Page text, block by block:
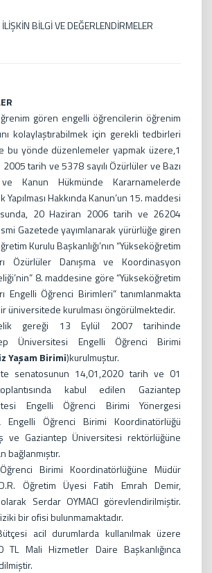
BİLGİ VE DEĞERLENDİRMELER
gören engelli öğrencilerin öğrenim
kolaylaştırabilmek için gerekli tedbirleri
bu yönde düzenlemeler yapmak üzere,1
2005 tarih ve 5378 sayılı Özürlüler ve Bazı
Kanun Hükmünde Kararnamelerde
Yapılması Hakkında Kanun’un 15. maddesi
20 Haziran 2006 tarih ve 26204
Gazetede yayımlanarak yürürlüğe giren
Kurulu Başkanlığı’nın “Yükseköğretim
Özürlüler Danışma ve Koordinasyon
8. maddesine göre “Yükseköğretim
Engelli Öğrenci Birimleri” tanımlanmakta
üniversitede kurulması öngörülmektedir.
gereği 13 Eylül 2007 tarihinde
Üniversitesi Engelli Öğrenci Birimi
Yaşam Birimi)kurulmuştur.
senatosunun 14,01,2020 tarih ve 01
kabul edilen Gaziantep
Engelli Öğrenci Birimi Yönergesi
Engelli Öğrenci Birimi Koordinatörlüğü
ve Gaziantep Üniversitesi rektörlüğüne
bağlanmıştır.
Birimi Koordinatörlüğüne Müdür
Öğretim Üyesi Fatih Emrah Demir,
Serdar OYMACI görevlendirilmiştir.
bir ofisi bulunmamaktadır.
acil durumlarda kullanılmak üzere
TL Mali Hizmetler Daire Başkanlığınca